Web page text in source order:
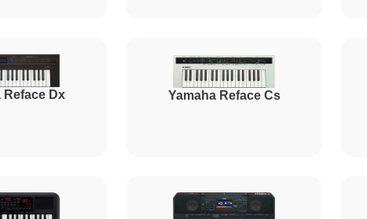
Reface Dx Yamaha Reface Cs